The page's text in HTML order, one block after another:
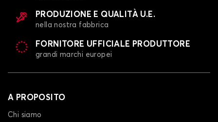
PRODUZIONE E QUALITÀ U.E.
nella nostra fabbrica
FORNITORE UFFICIALE PRODUTTORE
grandi marchi europei
A PROPOSITO
Chi siamo